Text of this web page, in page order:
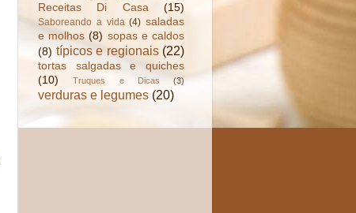
Receitas Di Casa
(15)
Saboreando a vida (4) saladas
e molhos (8) sopas e caldos
(8) típicos e regionais (22)
tortas salgadas e quiches
(10)
Truques e Dicas (3)
verduras e legumes (20)